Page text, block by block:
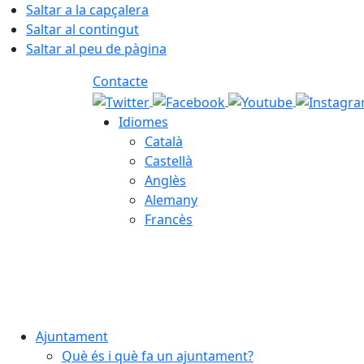
Saltar a la capçalera
Saltar al contingut
Saltar al peu de pàgina
Contacte
Idiomes
Català
Castellà
Anglès
Alemany
Francès
Ajuntament
Què és i què fa un ajuntament?